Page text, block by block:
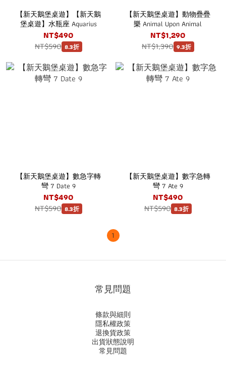
【新天鵝堡桌遊】【新天鵝
堡桌遊】水瓶座 Aquarius
NT$490
NT$590 8.3折
【新天鵝堡桌遊】動物疊疊
樂 Animal Upon Animal
NT$1,290
NT$1,390 9.3折
【新天鵝堡桌遊】數急字轉
彎 7 Date 9
NT$490
NT$590 8.3折
【新天鵝堡桌遊】數字急轉
彎 7 Ate 9
NT$490
NT$590 8.3折
1
常見問題
條款與細則
隱私權政策
退換貨政策
出貨狀態說明
常見問題